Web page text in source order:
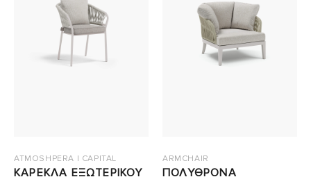
ATMOSHPERA | CAPITAL
ΚΑΡΕΚΛΑ ΕΞΩΤΕΡΙΚΟΥ
ARMCHAIR
ΠΟΛΥΘΡΟΝΑ